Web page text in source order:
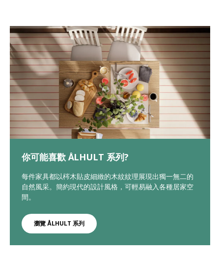
你可能喜歡 ÅLHULT 系列?
每件家具都以梣木貼皮細緻的木紋紋理展現出獨一無二的
自然風采。簡約現代的設計風格，可輕易融入各種居家空
間。
瀏覽 ÅLHULT 系列